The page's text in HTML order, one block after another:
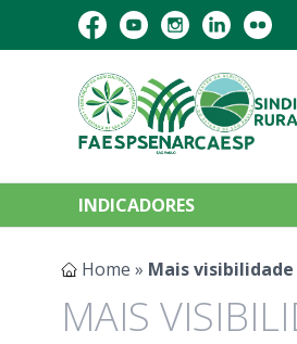
INDICADORES
Home » Mais
MAIS